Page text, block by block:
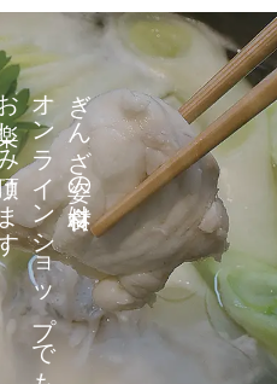
ぎんざ姿の食材は
オンラインショップでも
けます